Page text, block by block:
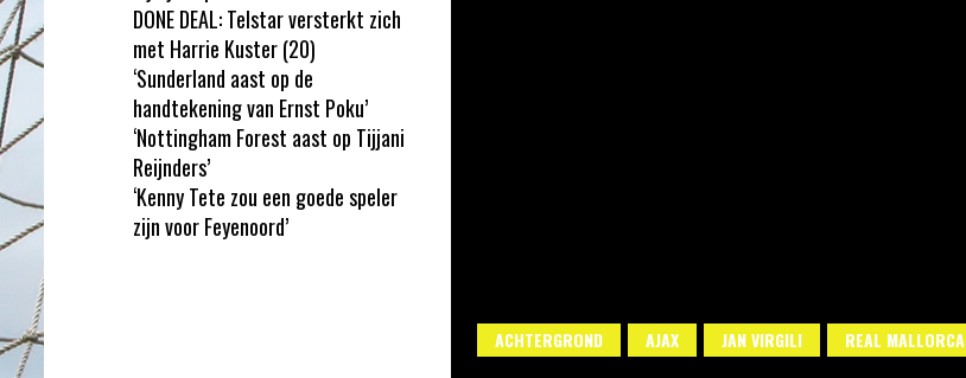
ACHTERGROND AJAX JAN VIRGILI REAL MALLORCA
DONE DEAL: Telstar versterkt zich
met Harrie Kuster (20)
‘Sunderland aast op de
handtekening van Ernst Poku’
‘Nottingham Forest aast op Tijjani
Reijnders’
‘Kenny Tete zou een goede speler
zijn voor Feyenoord’